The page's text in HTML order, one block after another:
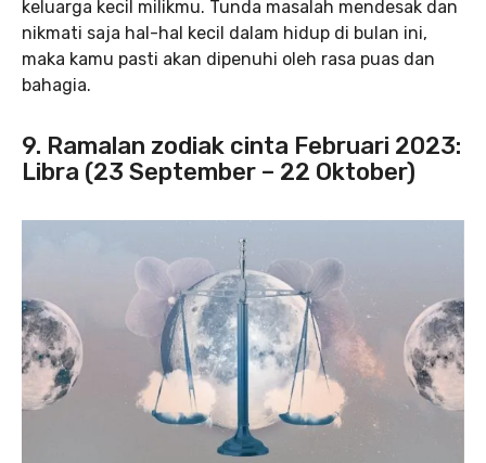
keluarga kecil milikmu. Tunda masalah mendesak dan
nikmati saja hal-hal kecil dalam hidup di bulan ini,
maka kamu pasti akan dipenuhi oleh rasa puas dan
bahagia.
9. Ramalan zodiak cinta Februari 2023:
Libra (23 September – 22 Oktober)